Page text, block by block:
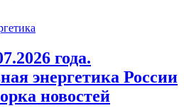
года.
энергетика России
новостей